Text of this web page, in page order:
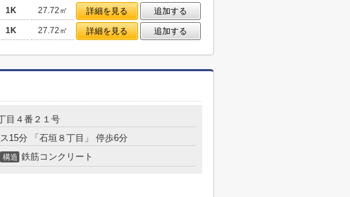
1K 27.72㎡ 詳細を見る
追加する
1K 27.72㎡ 詳細を見る 追加する
目４番２１号
15分 「石垣８丁目」 停歩6分
構造 鉄筋コンクリート